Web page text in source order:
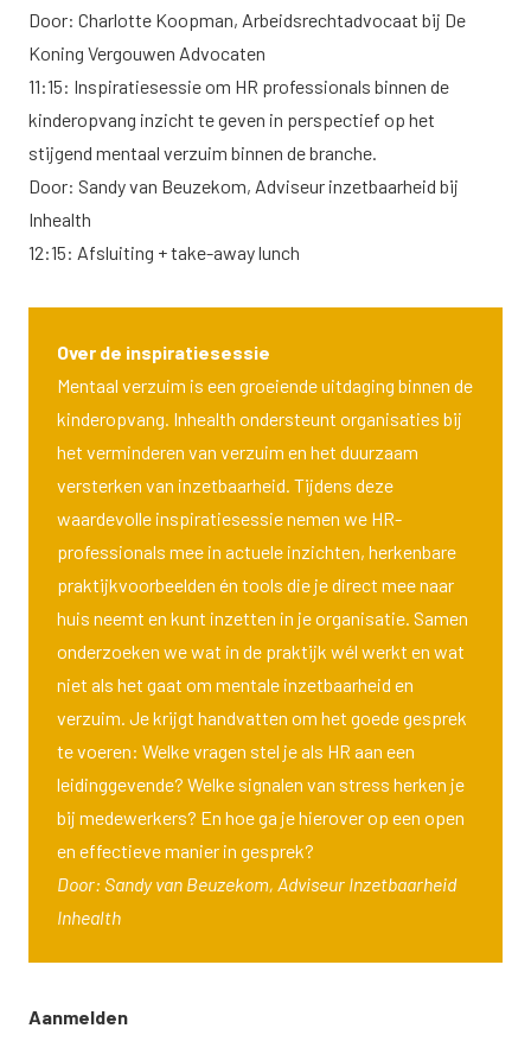
Door: Charlotte Koopman, Arbeidsrechtadvocaat bij De
Koning Vergouwen Advocaten
11:15: Inspiratiesessie om HR professionals binnen de
kinderopvang inzicht te geven in perspectief op het
stijgend mentaal verzuim binnen de branche.
Door: Sandy van Beuzekom, Adviseur inzetbaarheid bij
Inhealth
12:15: Afsluiting + take-away lunch
Over de inspiratiesessie
Mentaal verzuim is een groeiende uitdaging binnen de
kinderopvang. Inhealth ondersteunt organisaties bij
het verminderen van verzuim en het duurzaam
versterken van inzetbaarheid. Tijdens deze
waardevolle inspiratiesessie nemen we HR-
professionals mee in actuele inzichten, herkenbare
praktijkvoorbeelden én tools die je direct mee naar
huis neemt en kunt inzetten in je organisatie. Samen
onderzoeken we wat in de praktijk wél werkt en wat
niet als het gaat om mentale inzetbaarheid en
verzuim. Je krijgt handvatten om het goede gesprek
te voeren: Welke vragen stel je als HR aan een
leidinggevende? Welke signalen van stress herken je
bij medewerkers? En hoe ga je hierover op een open
en effectieve manier in gesprek?
Door: Sandy van Beuzekom, Adviseur Inzetbaarheid
Inhealth
Aanmelden